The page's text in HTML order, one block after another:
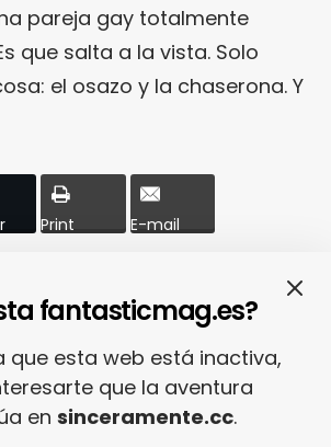
pareja gay totalmente
que salta a la vista. Solo
el osazo y la chaserona. Y
Print E-mail
fantasticmag.es?
que esta web está inactiva,
que la aventura
en sinceramente.cc.